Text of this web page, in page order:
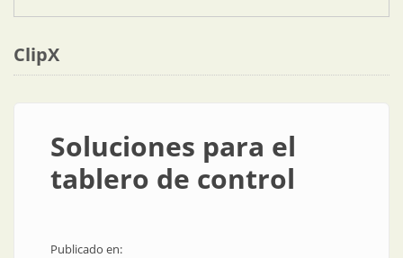
ClipX
Soluciones para el
tablero de control
Publicado en: